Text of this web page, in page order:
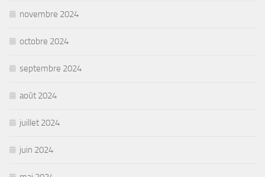
novembre 2024
octobre 2024
septembre 2024
août 2024
juillet 2024
juin 2024